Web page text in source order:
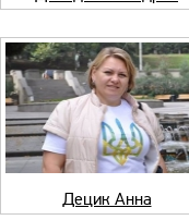
Децик Анна